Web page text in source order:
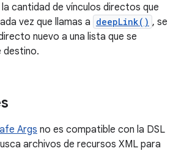
cantidad de vínculos directos que
vez que llamas a deepLink() , se
nuevo a una lista que se
destino.
Args no es compatible con la DSL
archivos de recursos XML para